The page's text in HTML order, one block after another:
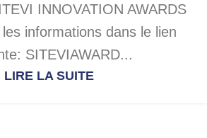
INNOVATION AWARDS
informations dans le lien
SITEVIAWARD...
LIRE LA SUITE